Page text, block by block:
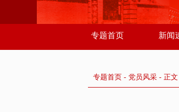
专题首页 新闻
专题首页 - 党员风采 - 正文